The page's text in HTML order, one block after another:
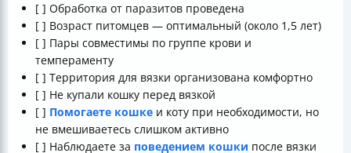
[ ] Обработка от паразитов проведена
[ ] Возраст питомцев — оптимальный (около 1,5 лет)
[ ] Пары совместимы по группе крови и
темпераменту
[ ] Территория для вязки организована комфортно
[ ] Не купали кошку перед вязкой
[ ] Помогаете кошке и коту при необходимости, но
не вмешиваетесь слишком активно
[ ] Наблюдаете за поведением кошки после вязки